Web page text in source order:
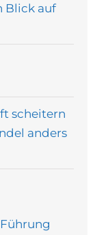
Blick auf
scheitern
anders